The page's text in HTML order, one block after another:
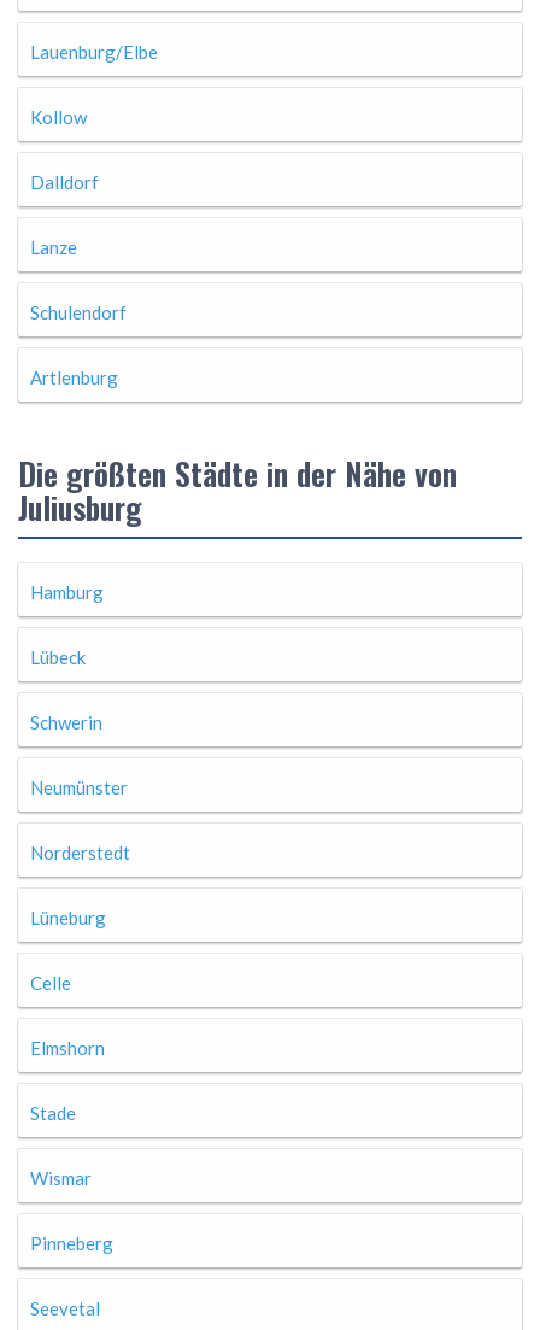
Lauenburg/Elbe
Kollow
Dalldorf
Lanze
Schulendorf
Artlenburg
Die größten Städte in der Nähe von
Juliusburg
Hamburg
Lübeck
Schwerin
Neumünster
Norderstedt
Lüneburg
Celle
Elmshorn
Stade
Wismar
Pinneberg
Seevetal